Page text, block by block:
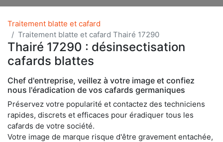
Traitement blatte et cafard
Traitement blatte et cafard Thairé 17290
Thairé 17290 : désinsectisation
cafards blattes
Chef d'entreprise, veillez à votre image et confiez
nous l'éradication de vos cafards germaniques
Préservez votre popularité et contactez des techniciens
rapides, discrets et efficaces pour éradiquer tous les
cafards de votre société.
Votre image de marque risque d'être gravement entachée,